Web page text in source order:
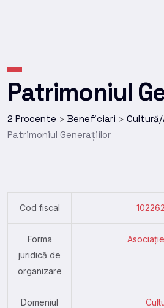
Patrimoniul
2 Procente > Beneficiari >
Patrimoniul Generațiilor
Cod fiscal
Forma
juridică de
organizare
Domeniul